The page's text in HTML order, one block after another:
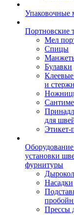
Упаковочные
Портновские
Мел
Спицы
Булавки
и
для
Этикет-
установки
фурнитуры
Дырокол
Насадки
Прессы